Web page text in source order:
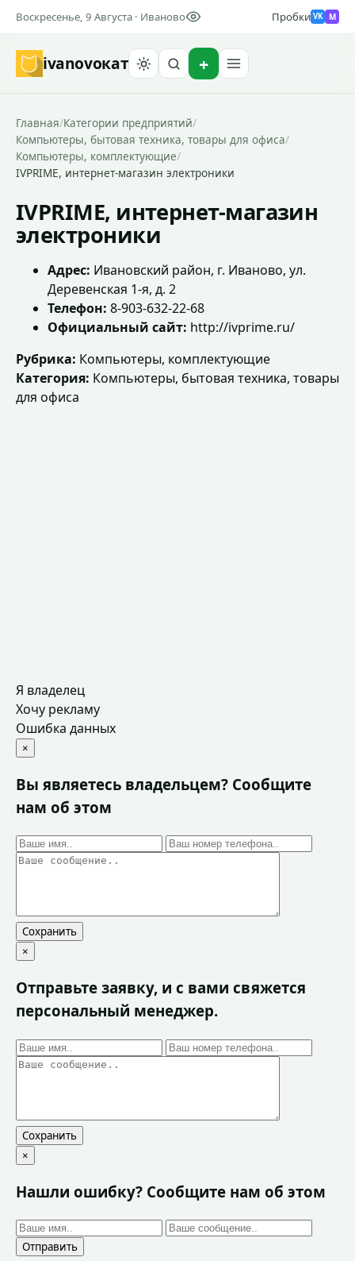
Воскресенье, 9 Августа · Иваново Пробки VK M
ivanovoкат
Главная/Категории предприятий/
Компьютеры, бытовая техника, товары для офиса/
Компьютеры, комплектующие/
IVPRIME, интернет-магазин электроники
IVPRIME, интернет-магазин
электроники
Адрес: Ивановский район, г. Иваново, ул.
Деревенская 1-я, д. 2
Телефон: 8-903-632-22-68
Официальный сайт: http://ivprime.ru/
Рубрика: Компьютеры, комплектующие
Категория: Компьютеры, бытовая техника, товары
для офиса
Я владелец
Хочу рекламу
Ошибка данных
×
Вы являетесь владельцем? Сообщите
нам об этом
Сохранить
×
Отправьте заявку, и с вами свяжется
персональный менеджер.
Сохранить
×
Нашли ошибку? Сообщите нам об этом
Отправить